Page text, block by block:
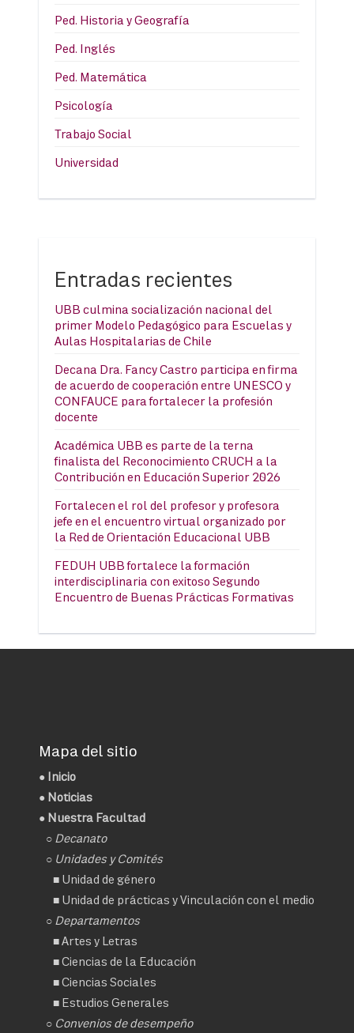
Ped. Historia y Geografía
Ped. Inglés
Ped. Matemática
Psicología
Trabajo Social
Universidad
Entradas recientes
UBB culmina socialización nacional del
primer Modelo Pedagógico para Escuelas y
Aulas Hospitalarias de Chile
Decana Dra. Fancy Castro participa en firma
de acuerdo de cooperación entre UNESCO y
CONFAUCE para fortalecer la profesión
docente
Académica UBB es parte de la terna
finalista del Reconocimiento CRUCH a la
Contribución en Educación Superior 2026
Fortalecen el rol del profesor y profesora
jefe en el encuentro virtual organizado por
la Red de Orientación Educacional UBB
FEDUH UBB fortalece la formación
interdisciplinaria con exitoso Segundo
Encuentro de Buenas Prácticas Formativas
Mapa del sitio
● Inicio
● Noticias
● Nuestra Facultad
○ Decanato
○ Unidades y Comités
■ Unidad de género
■ Unidad de prácticas y Vinculación con el medio
○ Departamentos
■Artes y Letras
■Ciencias de la Educación
■Ciencias Sociales
■ Estudios Generales
○ Convenios de desempeño